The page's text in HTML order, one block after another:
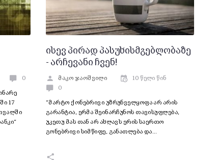
0
17
ისევ პირად პასუხისმგებლობაზე
- არჩევანი ჩვენ!
მაკო ჯაოშვილი
10 წელი წინ
0
“მარტო ქონებრივი უზრუნველყოფა არ არის
გარანტია, ერმა შეინარჩუნოს თავისუფლება,
უკეთუ მას თან არ ახლავს ერის საერთო
გონებრივი სიმწიფე, განათლება და…